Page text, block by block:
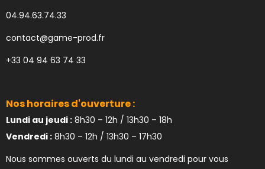
04.94.63.74.33
contact@game-prod.fr
+33 04 94 63 74 33
Nos horaires d'ouverture :
Lundi au jeudi : 8h30 – 12h / 13h30 – 18h
Vendredi : 8h30 – 12h / 13h30 – 17h30
Nous sommes ouverts du lundi au vendredi pour vous